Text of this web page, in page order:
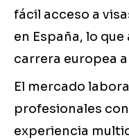
fácil acceso a
en España, lo
carrera europea
El mercado
profesionales
experiencia